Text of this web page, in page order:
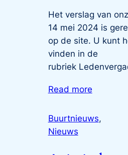
Het verslag van
14 mei 2024 is
op de site. U kunt
vinden in de
rubriek
Read more
Buurtnieuws
Nieuws